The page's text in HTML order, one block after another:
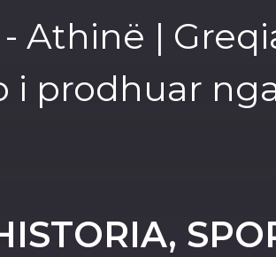
Athinë |
i prodhuar